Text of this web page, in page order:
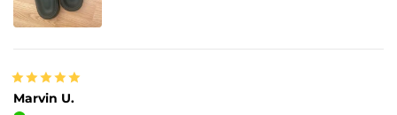
Marvin U.